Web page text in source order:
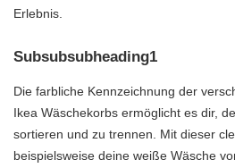
Erlebnis.
Subsubsubheading1
Die farbliche Kennzeichnung der
Ikea Wäschekorbs ermöglicht es dir,
sortieren und zu trennen. Mit dieser
beispielsweise deine weiße Wäsche